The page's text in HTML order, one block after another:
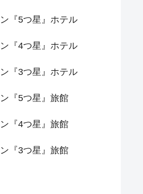
『5つ星』ホテル
『4つ星』ホテル
『3つ星』ホテル
『5つ星』旅館
『4つ星』旅館
『3つ星』旅館